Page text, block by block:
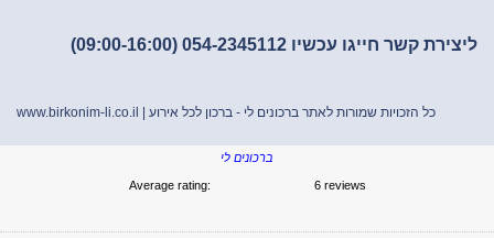
ליצירת קשר חייגו עכשיו 054-2345112 (09:00-16:00)
כל הזכויות שמורות לאתר ברכונים לי - ברכון לכל אירוע | www.birkonim-li.co.il
ברכונים לי
Average rating: 6 reviews